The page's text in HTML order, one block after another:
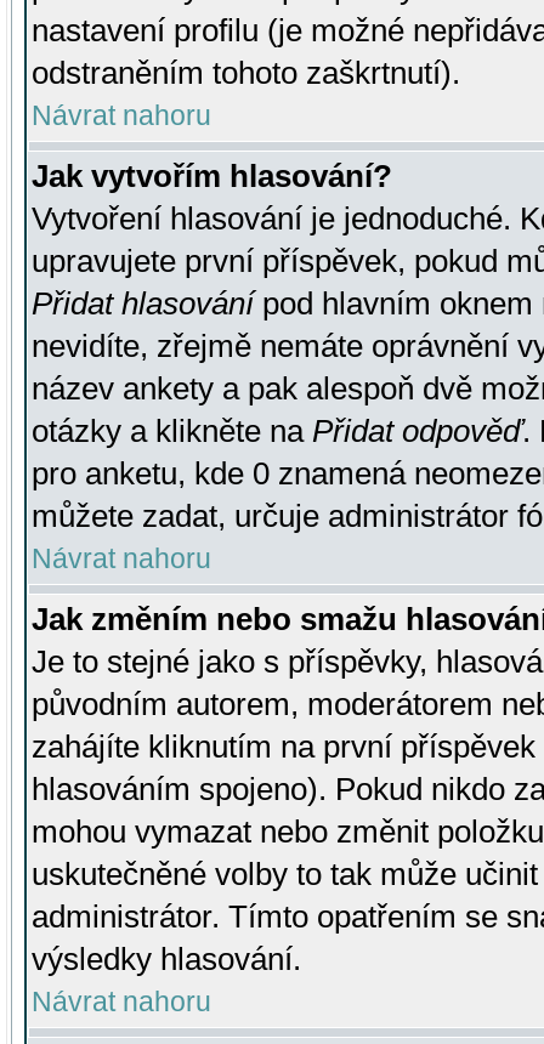
nastavení profilu (je možné
odstraněním tohoto zaškrtnutí).
Návrat nahoru
Jak vytvořím hlasování?
Vytvoření hlasování je jednoduché.
upravujete první příspěvek, pokud
Přidat hlasovánípod hlavním oknem
nevidíte, zřejmě nemáte oprávnění
název ankety a pak alespoň dvě
otázky a klikněte na Přidat odpověď.
pro anketu, kde 0 znamená
můžete zadat, určuje administrátor
Návrat nahoru
Jak změním nebo smažu
Je to stejné jako s příspěvky,
původním autorem, moderátorem
zahájíte kliknutím na první
hlasováním spojeno). Pokud nikdo
mohou vymazat nebo změnit
uskutečněné volby to tak může
administrátor. Tímto opatřením se
výsledky hlasování.
Návrat nahoru